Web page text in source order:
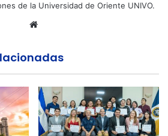
de la Universidad de Oriente UNIVO.
Sitio